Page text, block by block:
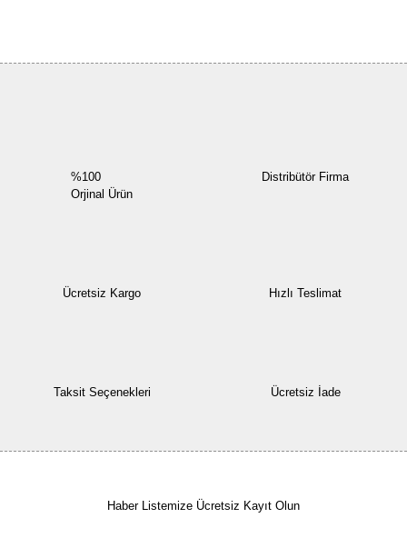
%100
Orjinal Ürün
Distribütör Firma
Ücretsiz Kargo Hızlı Teslimat
Taksit Seçenekleri Ücretsiz İade
Haber Listemize Ücretsiz Kayıt Olun